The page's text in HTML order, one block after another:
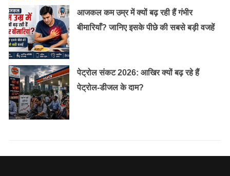
आजकल कम उम्र में क्यों बढ़ रही हैं गंभीर
बीमारियाँ? जानिए इसके पीछे की सबसे बड़ी वजहें
पेट्रोल संकट 2026: आखिर क्यों बढ़ रहे हैं
पेट्रोल-डीजल के दाम?